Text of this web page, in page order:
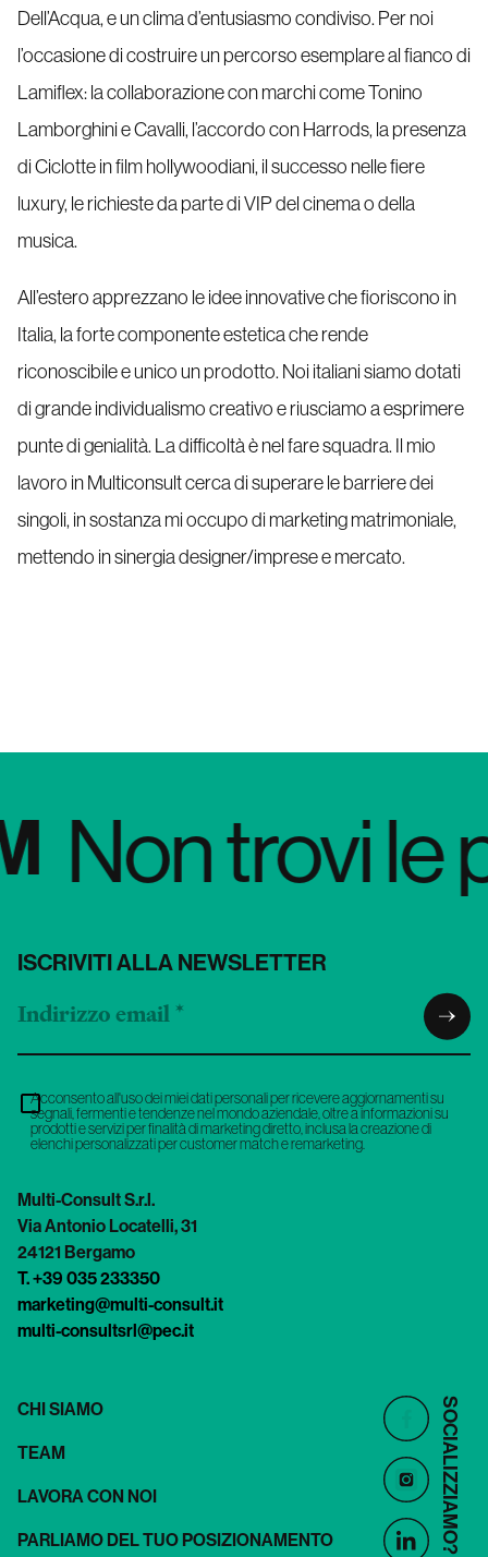
Dell’Acqua, e un clima d’entusiasmo condiviso. Per noi
l’occasione di costruire un percorso esemplare al fianco di
Lamiflex: la collaborazione con marchi come Tonino
Lamborghini e Cavalli, l’accordo con Harrods, la presenza
di Ciclotte in film hollywoodiani, il successo nelle fiere
luxury, le richieste da parte di VIP del cinema o della
musica.
All’estero apprezzano le idee innovative che fioriscono in
Italia, la forte componente estetica che rende
riconoscibile e unico un prodotto. Noi italiani siamo dotati
di grande individualismo creativo e riusciamo a esprimere
punte di genialità. La difficoltà è nel fare squadra. Il mio
lavoro in Multiconsult cerca di superare le barriere dei
singoli, in sostanza mi occupo di marketing matrimoniale,
mettendo in sinergia designer/imprese e mercato.
trovi le
ISCRIVITI ALLA NEWSLETTER
Acconsento all'uso dei miei dati personali per ricevere aggiornamenti su
segnali, fermenti e tendenze nel mondo aziendale, oltre a informazioni su
prodotti e servizi per finalità di marketing diretto, inclusa la creazione di
elenchi personalizzati per customer match e remarketing.
Multi-Consult S.r.l.
Via Antonio Locatelli, 31
24121 Bergamo
T. +39 035 233350
marketing@multi-consult.it
multi-consultsrl@pec.it
CHI SIAMO
TEAM
LAVORA CON NOI
PARLIAMO DEL TUO POSIZIONAMENTO
SOCIALIZZIAMO?